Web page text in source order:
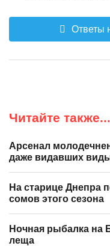
Ответы
Читайте также...
Арсенал
даже видавших
На старице Днепра
сомов этого сезона
Ночная рыбалка на
леща